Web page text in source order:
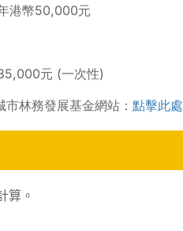
港幣50,000元
元 (一次性)
林務發展基金網站： 點擊此處
算。